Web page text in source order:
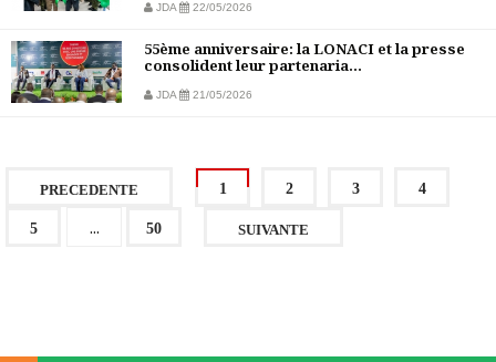
JDA 22/05/2026
55ème anniversaire: la LONACI et la presse
consolident leur partenaria...
JDA 21/05/2026
PRECEDENTE 1 2 3 4
5 ... 50 SUIVANTE